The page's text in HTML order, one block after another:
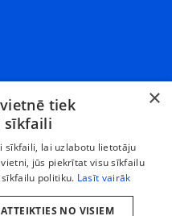
All
×
tiek
sīkfaili
sīkfaili, lai uzlabotu lietotāju
jūs piekrītat visu sīkfailu
politiku. Lasīt vairāk
ATTEIKTIES NO VISIEM